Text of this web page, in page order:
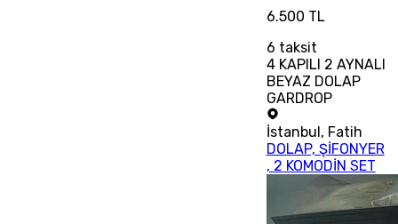
6.500 TL
6 taksit
4 KAPILI 2 AYNALI
BEYAZ DOLAP
GARDROP
İstanbul, Fatih
DOLAP, ŞİFONYER
, 2 KOMODİN SET